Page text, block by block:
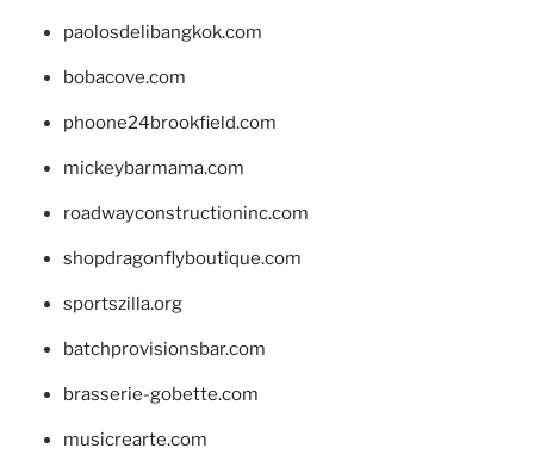
paolosdelibangkok.com
bobacove.com
phoone24brookfield.com
mickeybarmama.com
roadwayconstructioninc.com
shopdragonflyboutique.com
sportszilla.org
batchprovisionsbar.com
brasserie-gobette.com
musicrearte.com